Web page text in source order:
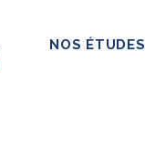
NOS ÉTUDES